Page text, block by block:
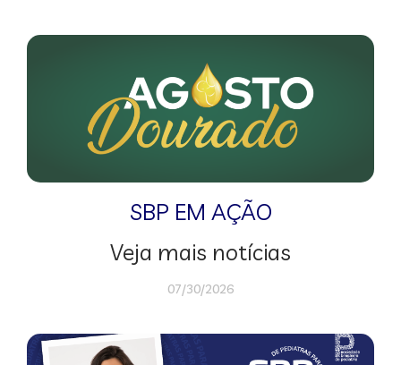
SBP EM AÇÃO
Veja mais notícias
07/30/2026